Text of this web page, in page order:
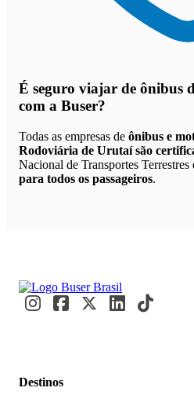
É seguro viajar de ônibus
com a Buser?
Todas as empresas de ônibus e
Rodoviária de Urutaí são
Nacional de Transportes Terrestres
para todos os passageiros.
Destinos